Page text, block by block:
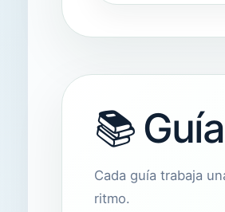
📚
Cada guía trabaja
ritmo.